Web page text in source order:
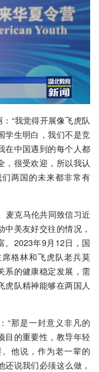
“我觉得开展像飞虎队
学生明白，我们不是竞
在中国遇到的每个人都
，很受欢迎，所以我认
两国的未来都非常有
麦克马伦共同致信习近
美友好交往的情况，
。2023年9月12日，国
格林和飞虎队老兵莫
系的健康稳定发展，需
虎队精神能够在两国人
“那是一封意义非凡的
目的重要性，教导年轻
他说，作为老一辈的
说我们必须这么做，